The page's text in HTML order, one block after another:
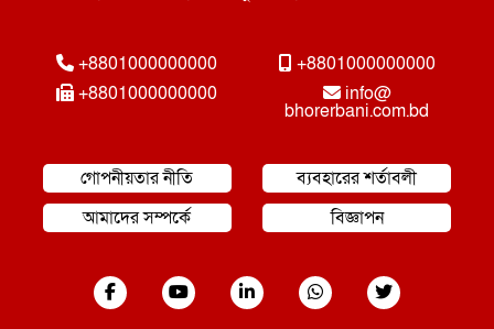
+8801000000000
+8801000000000
+8801000000000
info@
bhorerbani.com.bd
গোপনীয়তার নীতি
ব্যবহারের শর্তাবলী
আমাদের সম্পর্কে
বিজ্ঞাপন